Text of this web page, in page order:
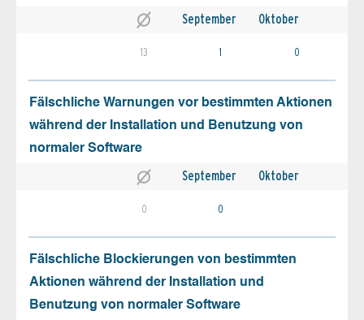
September Oktober
13 1 0
Fälschliche Warnungen vor bestimmten Aktionen
während der Installation und Benutzung von
normaler Software
September Oktober
0 0
Fälschliche Blockierungen von bestimmten
Aktionen während der Installation und
Benutzung von normaler Software